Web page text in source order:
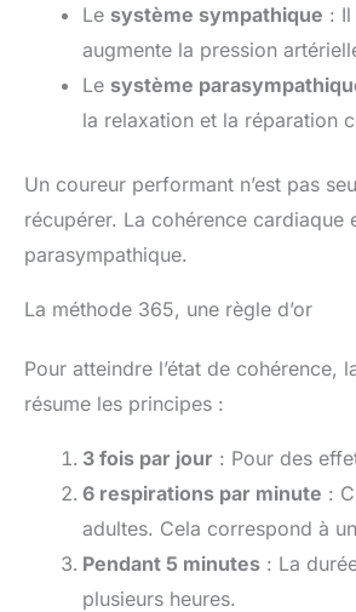
Le système sympathique :
augmente la pression
Le système
la relaxation et la réparation
Un coureur performant n’est pas
récupérer. La cohérence
parasympathique.
La méthode 365, une règle d’or
Pour atteindre l’état de cohérence,
résume les principes :
3 fois par jour : Pour des
6 respirations par minute :
adultes. Cela correspond à
Pendant 5 minutes : La
plusieurs heures.